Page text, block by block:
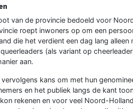
van de provincie bedoeld voor
roept inwoners op om een
die het verdient een dag lang
(als variant op
aan.
kans om met hun
en het publiek langs de kant
rekenen en voor veel Noord-